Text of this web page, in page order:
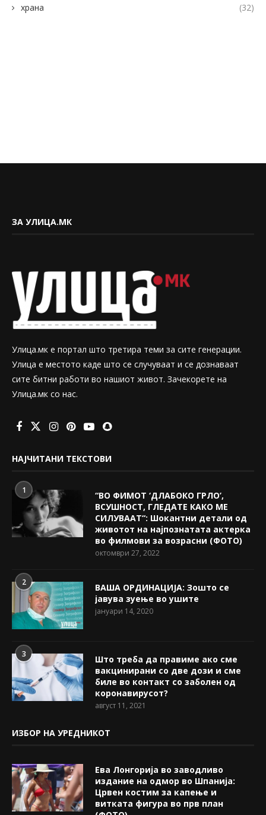
храна (32)
ЗА УЛИЦА.МК
Улица.мк е портал што третира теми за сите генерации.
Улица е местото каде што се случуваат и се дознаваат
сите битни работи во нашиот живот. Зачекорете на
Улица.мк со нас.
НАЈЧИТАНИ ТЕКСТОВИ
1
“ВО ФИМОТ ‘ДЛАБОКО ГРЛО’,
ВСУШНОСТ, ГЛЕДАТЕ КАКО МЕ
СИЛУВААТ“: Шокантни детали од
животот на најпознатата актерка
во филмови за возрасни (ФОТО)
октомври 27, 2022
2
ВАША ОРДИНАЦИЈА: Зошто се
јавува зуење во ушите
јануари 14, 2020
3
Што треба да правиме ако сме
вакцинирани со две дози и сме
биле во контакт со заболен од
коронавирусот?
август 11, 2021
ИЗБОР НА УРЕДНИКОТ
Ева Лонгорија во заводливо
издание на одмор во Шпанија:
Црвен костим за капење и
витката фигура во прв план